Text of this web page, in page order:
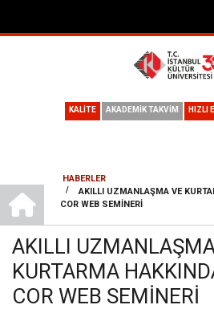
HIZLI
AKADEMİK TAKVİM
KALİTE
SAYFA
YOLU
HABERLER
/
AKILLI UZMANLAŞMA VE
COR WEB SEMINERI
AKILLI
KURTARMA
COR WEB SEMINERI